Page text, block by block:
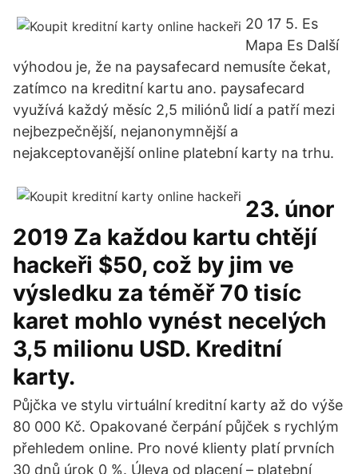
20 17 5. Es
Mapa Es Další
výhodou je, že na paysafecard nemusíte čekat,
zatímco na kreditní kartu ano. paysafecard
využívá každý měsíc 2,5 miliónů lidí a patří mezi
nejbezpečnější, nejanonymnější a
nejakceptovanější online platební karty na trhu.
23. únor
2019 Za každou kartu chtějí
hackeři $50, což by jim ve
výsledku za téměř 70 tisíc
karet mohlo vynést necelých
3,5 milionu USD. Kreditní
karty.
Půjčka ve stylu virtuální kreditní karty až do výše
80 000 Kč. Opakované čerpání půjček s rychlým
přehledem online. Pro nové klienty platí prvních
30 dnů úrok 0 %. Úleva od placení – platební